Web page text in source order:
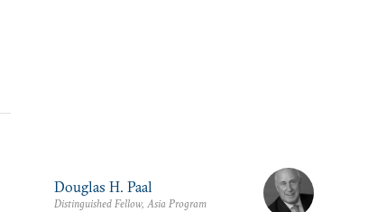
Douglas H. Paal
Distinguished Fellow, Asia Program